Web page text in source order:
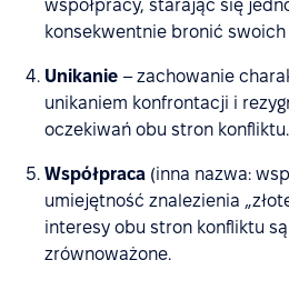
współpracy, starając się
konsekwentnie bronić
Unikanie – zachowanie
unikaniem konfrontacji i
oczekiwań obu stron konfliktu.
Współpraca (inna nazwa:
umiejętność znalezienia
interesy obu stron konfliktu
zrównoważone.